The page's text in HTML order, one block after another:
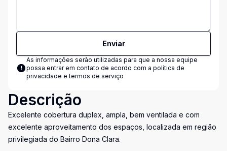
Enviar
As informações serão utilizadas para que a nossa equipe
possa entrar em contato de acordo com a política de
privacidade e termos de serviço
Descrição
Excelente cobertura duplex, ampla, bem ventilada e com
excelente aproveitamento dos espaços, localizada em região
privilegiada do Bairro Dona Clara.